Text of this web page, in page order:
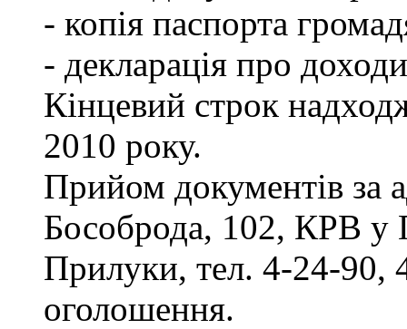
- копія паспорта
- декларація про
Кінцевий строк
2010 року.
Прийом документів за
Бособрода, 102, КРВ у
Прилуки, тел. 4-24-90,
оголошення.